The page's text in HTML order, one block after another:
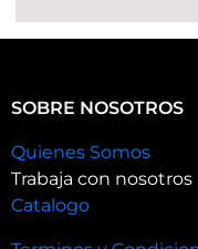
SOBRE NOSOTROS
Quienes Somos
Trabaja con nosotros
Catalogo